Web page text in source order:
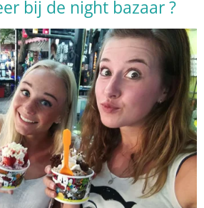
bij de night bazaar ?